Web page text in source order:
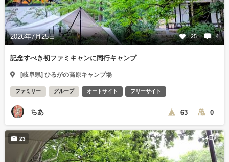
2026年7月25日 25 4
記念すべき初ファミキャンに同行キャンプ
[岐阜県] ひるがの高原キャンプ場
ファミリー グループ オートサイト フリーサイト
ちあ 63 0
4日前
23